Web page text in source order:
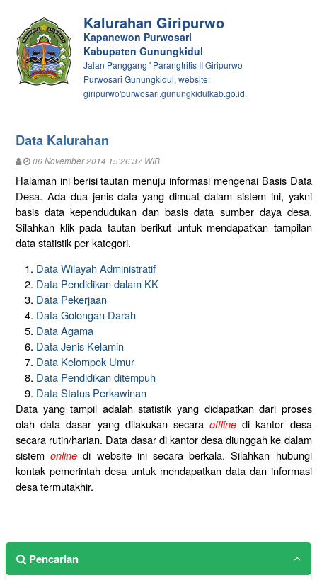
Kalurahan Giripurwo
Kapanewon Purwosari
Kabupaten Gunungkidul
Jalan Panggang ' Parangtritis II Giripurwo
Purwosari Gunungkidul, website:
giripurwo'purwosari.gunungkidulkab.go.id.
Data Kalurahan
06 November 2014 15:26:37 WIB
Halaman ini berisi tautan menuju informasi mengenai Basis Data
Desa. Ada dua jenis data yang dimuat dalam sistem ini, yakni
basis data kependudukan dan basis data sumber daya desa.
Silahkan klik pada tautan berikut untuk mendapatkan tampilan
data statistik per kategori.
Data Wilayah Administratif
Data Pendidikan dalam KK
Data Pekerjaan
Data Golongan Darah
Data Agama
Data Jenis Kelamin
Data Kelompok Umur
Data Pendidikan ditempuh
Data Status Perkawinan
Data yang tampil adalah statistik yang didapatkan dari proses
olah data dasar yang dilakukan secaraoffline di kantor desa
secara rutin/harian. Data dasar di kantor desa diunggah ke dalam
sistemonline di website ini secara berkala. Silahkan hubungi
kontak pemerintah desa untuk mendapatkan data dan informasi
desa termutakhir.
Pencarian